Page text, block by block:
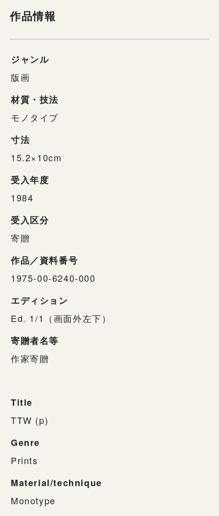
作品情報
ジャンル
版画
材質・技法
モノタイプ
寸法
15.2×10cm
受入年度
1984
受入区分
寄贈
作品／資料番号
1975-00-6240-000
エディション
Ed. 1/1（画面外左下）
寄贈者名等
作家寄贈
Title
TTW (p)
Genre
Prints
Material/technique
Monotype